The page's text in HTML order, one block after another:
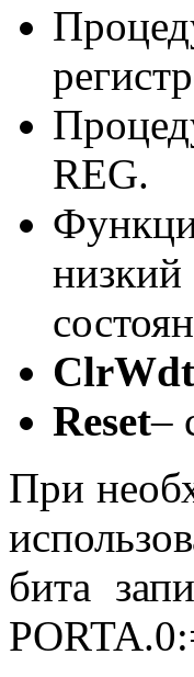
REG.
ClrWdt
Reset–
При
бита
PORTA